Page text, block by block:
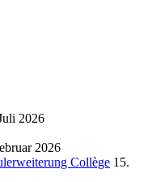
2026
2026
Collège 15.